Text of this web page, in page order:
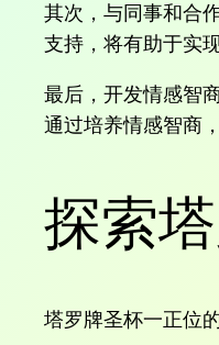
其次，与同事和合
支持，将有助于实
最后，开发情感智
通过培养情感智商
探索
塔罗牌圣杯一正位